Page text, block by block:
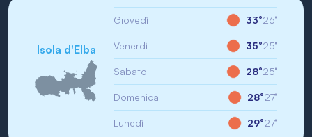
Isola d'Elba
Giovedì 33°26°
Venerdì 35°25°
Sabato 28°25°
Domenica 28°27°
Lunedì 29°27°